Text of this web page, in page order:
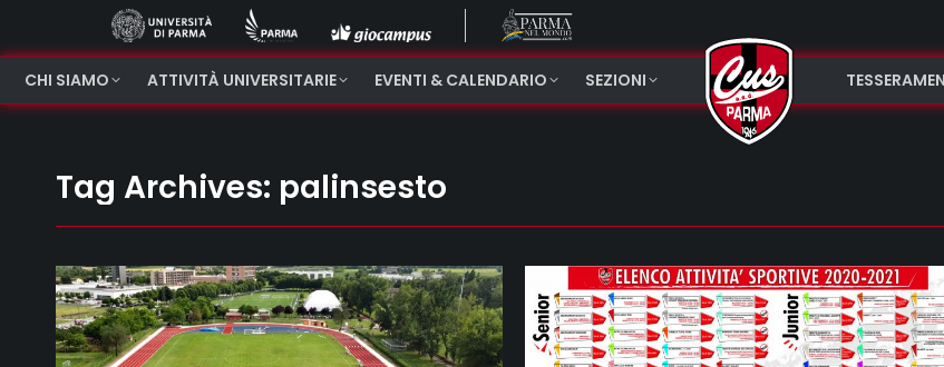
CHI SIAMO ATTIVITÀ UNIVERSITARIE EVENTI & CALENDARIO SEZIONI
Tag Archives: palinsesto